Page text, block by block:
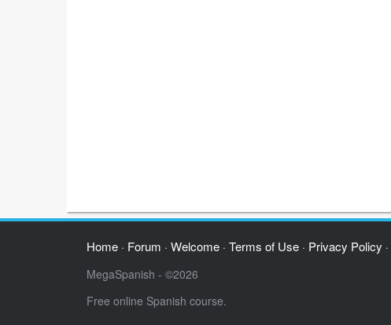
Home· Forum · Welcome· Terms of Use· Privacy Policy ·
MegaSpanish - ©2026
Free online Spanish course.